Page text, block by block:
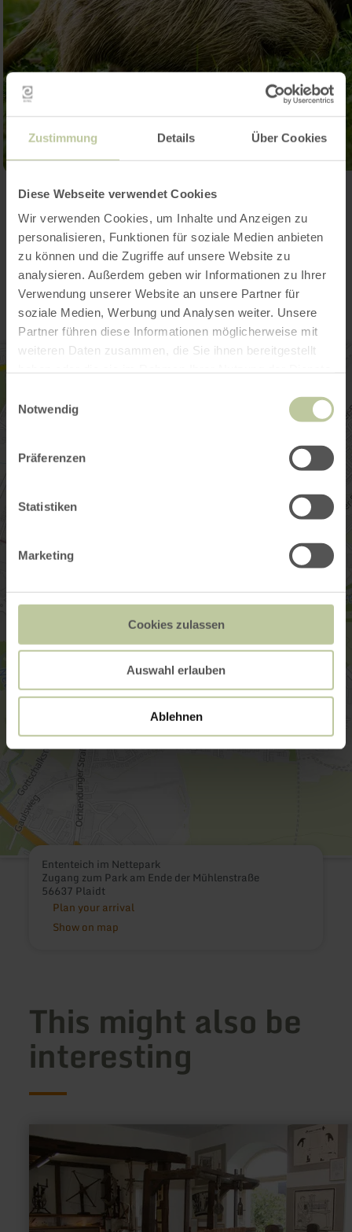
Zustimmung Details Über Cookies
Diese Webseite verwendet Cookies
Wir verwenden Cookies, um Inhalte und Anzeigen zu
personalisieren, Funktionen für soziale Medien anbieten
zu können und die Zugriffe auf unsere Website zu
analysieren. Außerdem geben wir Informationen zu Ihrer
Verwendung unserer Website an unsere Partner für
soziale Medien, Werbung und Analysen weiter. Unsere
Partner führen diese Informationen möglicherweise mit
weiteren Daten zusammen, die Sie ihnen bereitgestellt
Notwendig
Präferenzen
Statistiken
Marketing
Cookies zulassen
Auswahl erlauben
Ablehnen
Open gallery
Contact
Ententeich im Nettepark
Zugang zum Park am Ende der Mühlenstraße
56637 Plaidt
Plan your arrival
Show on map
This might also be
interesting
more
about:
Handwebmuseum
Rupperath